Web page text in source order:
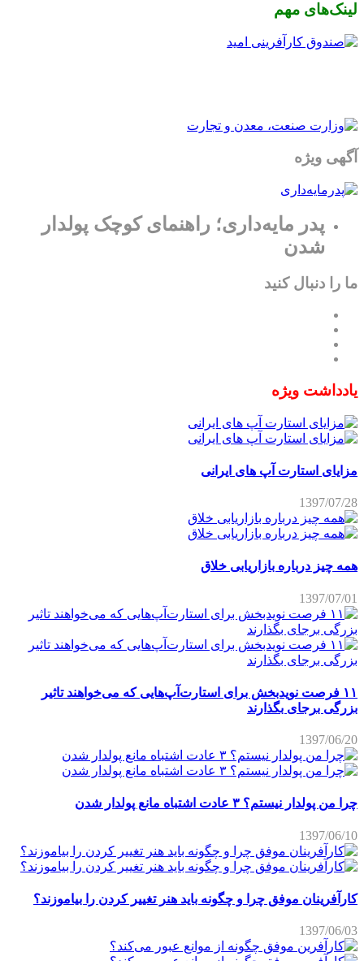
لینک‌های مهم
آگهی ویژه
پدر مایه‌داری؛ راهنمای کوچک پولدار
شدن
ما را دنبال کنید
یادداشت ویژه
مزایای استارت آپ های ایرانی
1397/07/28
همه چیز درباره بازاریابی خلاق
1397/07/01
۱۱ فرصت نویدبخش برای استارت‌آپ‌هایی که می‌خواهند تاثیر
بزرگی برجای بگذارند
1397/06/20
چرا من پولدار نیستم؟ ۳ عادت اشتباه مانع پولدار شدن
1397/06/10
کارآفرینان موفق چرا و چگونه باید هنر تغییر کردن را بیاموزند؟
1397/06/03